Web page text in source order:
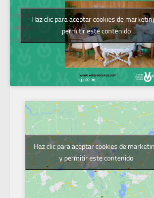
Podcast del
Colegio de
Veterinarios
Haz clic para aceptar cookies de
permitir este contenido
Haz clic para aceptar cookies de
y permitir este contenido